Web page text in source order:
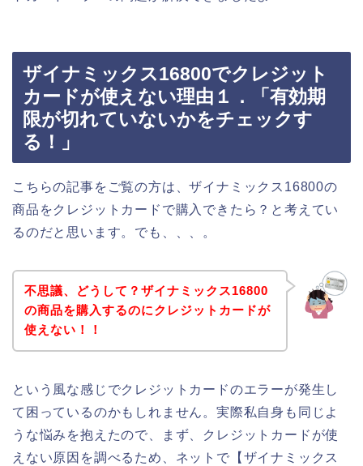
ザイナミックス16800でクレジット
カードが使えない理由１．「有効期
限が切れていないかをチェックす
る！」
こちらの記事をご覧の方は、ザイナミックス16800の
商品をクレジットカードで購入できたら？と考えてい
るのだと思います。でも、、、。
不思議、どうして？ザイナミックス16800
の商品を購入するのにクレジットカードが
使えない！！
という風な感じでクレジットカードのエラーが発生し
て困っているのかもしれません。実際私自身も同じよ
うな悩みを抱えたので、まず、クレジットカードが使
えない原因を調べるため、ネットで【ザイナミックス